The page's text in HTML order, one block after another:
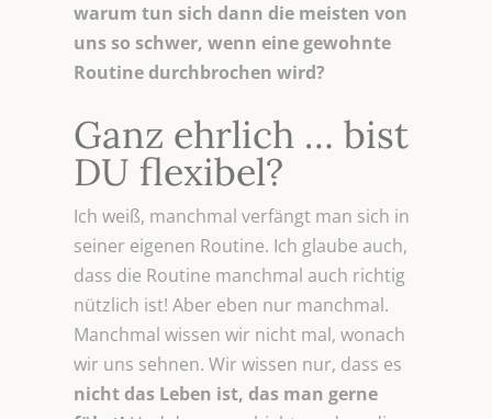
warum tun sich dann die meisten von
uns so schwer, wenn eine gewohnte
Routine durchbrochen wird?
Ganz ehrlich … bist
DU flexibel?
Ich weiß, manchmal verfängt man sich in
seiner eigenen Routine. Ich glaube auch,
dass die Routine manchmal auch richtig
nützlich ist! Aber eben nur manchmal.
Manchmal wissen wir nicht mal, wonach
wir uns sehnen. Wir wissen nur, dass es
nichtdas Leben ist, das man gerne